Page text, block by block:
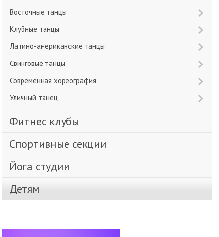
Восточные танцы
Клубные танцы
Латино-американские танцы
Свинговые танцы
Современная хореография
Уличный танец
Фитнес клубы
Спортивные секции
Йога студии
Детям